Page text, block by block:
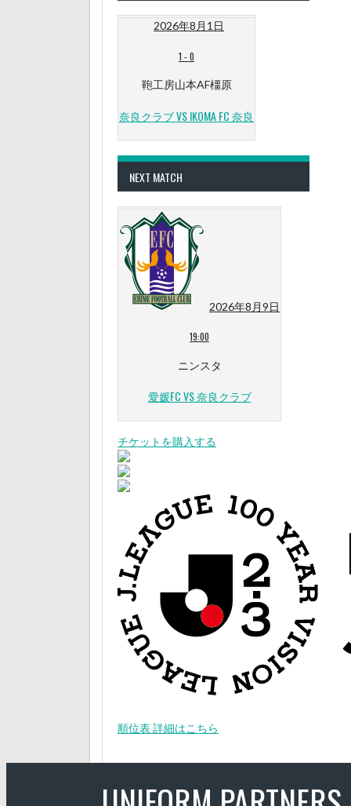
2026年8月1日
1 - 0
鞄工房山本AF橿原
奈良クラブ VS IKOMA FC 奈良
NEXT MATCH
2026年8月9日
19:00
ニンスタ
愛媛FC VS 奈良クラブ
チケットを購入する
順位表 詳細はこちら